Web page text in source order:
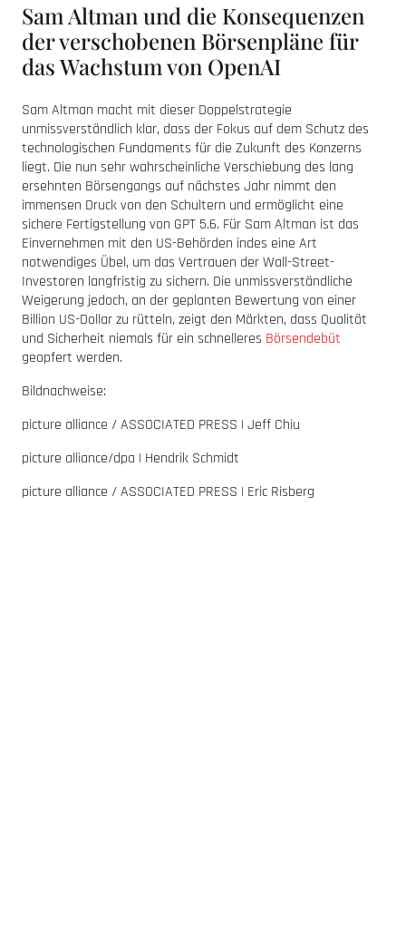
Sam Altman und die Konsequenzen
der verschobenen Börsenpläne für
das Wachstum von OpenAI
Sam Altman macht mit dieser Doppelstrategie
unmissverständlich klar, dass der Fokus auf dem Schutz des
technologischen Fundaments für die Zukunft des Konzerns
liegt. Die nun sehr wahrscheinliche Verschiebung des lang
ersehnten Börsengangs auf nächstes Jahr nimmt den
immensen Druck von den Schultern und ermöglicht eine
sichere Fertigstellung von GPT 5.6. Für Sam Altman ist das
Einvernehmen mit den US-Behörden indes eine Art
notwendiges Übel, um das Vertrauen der Wall-Street-
Investoren langfristig zu sichern. Die unmissverständliche
Weigerung jedoch, an der geplanten Bewertung von einer
Billion US-Dollar zu rütteln, zeigt den Märkten, dass Qualität
und Sicherheit niemals für ein schnelleres Börsendebüt
geopfert werden.
Bildnachweise:
picture alliance / ASSOCIATED PRESS | Jeff Chiu
picture alliance/dpa | Hendrik Schmidt
picture alliance / ASSOCIATED PRESS | Eric Risberg